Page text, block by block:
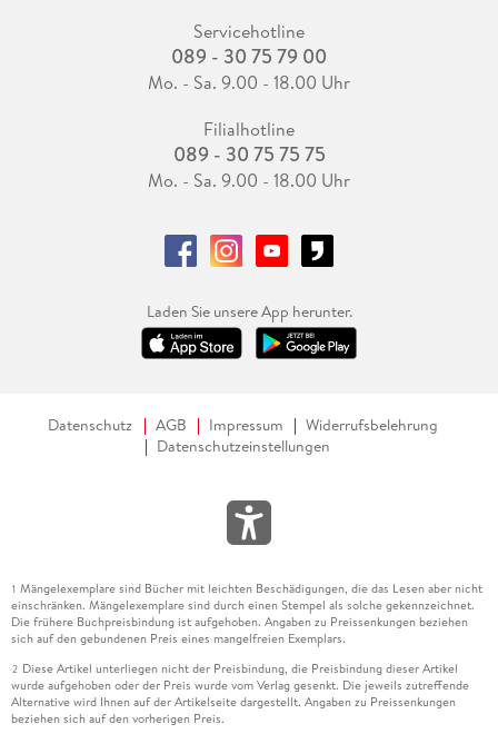
Servicehotline
089 - 30 75 79 00
Mo. - Sa. 9.00 - 18.00 Uhr
Filialhotline
089 - 30 75 75 75
Mo. - Sa. 9.00 - 18.00 Uhr
Laden Sie unsere App herunter.
Datenschutz AGB Impressum
Widerrufsbelehrung
Datenschutzeinstellungen
1 Mängelexemplare sind Bücher mit leichten Beschädigungen, die das Lesen aber nicht
einschränken. Mängelexemplare sind durch einen Stempel als solche gekennzeichnet.
Die frühere Buchpreisbindung ist aufgehoben. Angaben zu Preissenkungen beziehen
sich auf den gebundenen Preis eines mangelfreien Exemplars.
2 Diese Artikel unterliegen nicht der Preisbindung, die Preisbindung dieser Artikel
wurde aufgehoben oder der Preis wurde vom Verlag gesenkt. Die jeweils zutreffende
Alternative wird Ihnen auf der Artikelseite dargestellt. Angaben zu Preissenkungen
beziehen sich auf den vorherigen Preis.